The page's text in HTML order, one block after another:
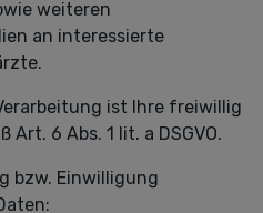
weiteren
an interessierte
ist Ihre freiwillig
6 Abs. 1 lit. a DSGVO.
bzw. Einwilligung